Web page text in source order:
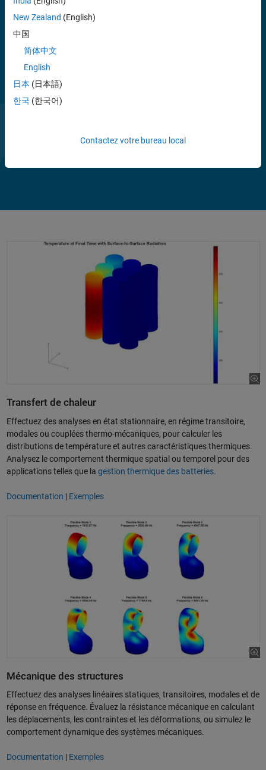
de chaleur par conduction pour calculer les distributions de
température, les flux de chaleur et les débits de chaleur à travers les
surfaces. Vous pouvez effectuer des analyses électrostatiques et
standard avec des EDP personnalisées.
Partial Differential Equation Toolbox vous permet d'importer des
maillage. Vous pouvez générer automatiquement des maillages avec
résultats pour les explorer et les analyser.
Regarder
la
vidéo
Transfert de chaleur
Effectuez des analyses en état stationnaire, en régime transitoire,
modales ou couplées thermo-mécaniques, pour calculer les
distributions de température et autres caractéristiques thermiques.
Analysez le comportement thermique spatial ou temporel pour des
applications telles que la gestion thermique des batteries.
Documentation | Exemples
Mécanique des structures
Effectuez des analyses linéaires statiques, transitoires, modales et de
réponse en fréquence. Évaluez la résistance mécanique en calculant
les déplacements, les contraintes et les déformations, ou simulez le
comportement dynamique des systèmes mécaniques.
Documentation | Exemples
New Zealand (English)
中国
简体中文
English
日本 (日本語)
한국 (한국어)
Contactez votre bureau local